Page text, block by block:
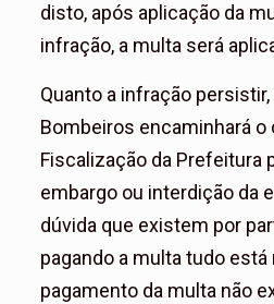
disto, após aplicação da
infração, a multa será
Quanto a infração persistir,
Bombeiros encaminhará o
Fiscalização da Prefeitura
embargo ou interdição da
dúvida que existem por
pagando a multa tudo está
pagamento da multa não